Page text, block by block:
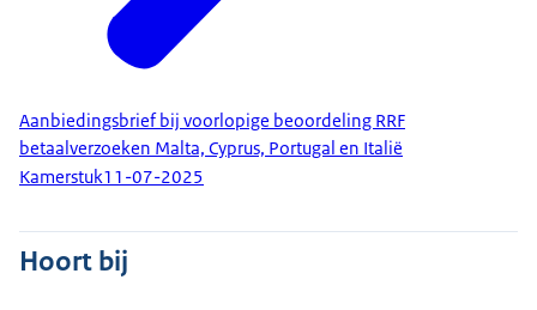
Aanbiedingsbrief bij voorlopige beoordeling RRF
betaalverzoeken Malta, Cyprus, Portugal en Italië
Kamerstuk11-07-2025
Hoort bij